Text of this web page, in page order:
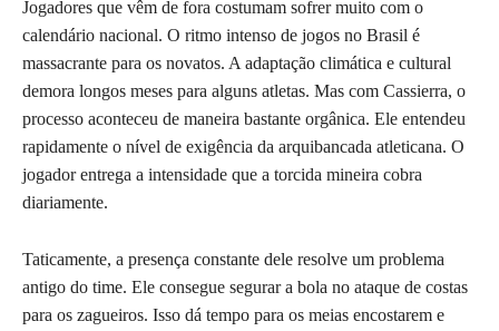
Jogadores que vêm de fora costumam sofrer muito com o
calendário nacional. O ritmo intenso de jogos no Brasil é
massacrante para os novatos. A adaptação climática e cultural
demora longos meses para alguns atletas. Mas com Cassierra, o
processo aconteceu de maneira bastante orgânica. Ele entendeu
rapidamente o nível de exigência da arquibancada atleticana. O
jogador entrega a intensidade que a torcida mineira cobra
diariamente.
Taticamente, a presença constante dele resolve um problema
antigo do time. Ele consegue segurar a bola no ataque de costas
para os zagueiros. Isso dá tempo para os meias encostarem e